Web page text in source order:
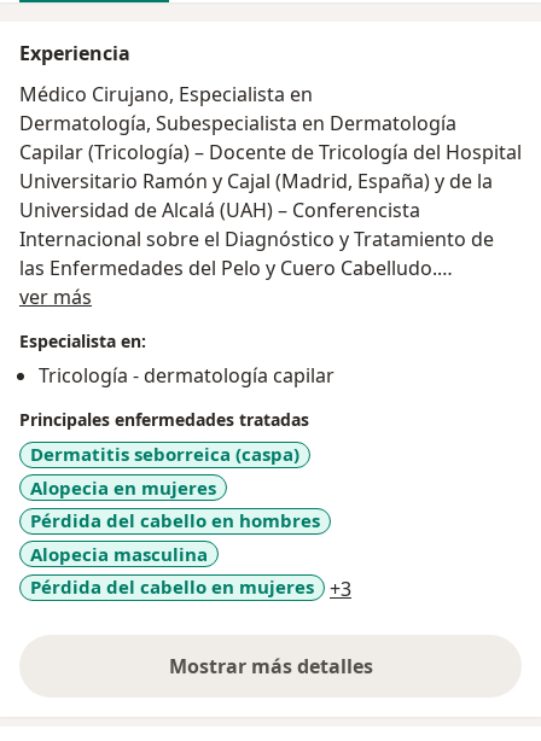
Experiencia
Médico Cirujano, Especialista en
Dermatología, Subespecialista en Dermatología
Capilar (Tricología) – Docente de Tricología del Hospital
Universitario Ramón y Cajal (Madrid, España) y de la
Universidad de Alcalá (UAH) – Conferencista
Internacional sobre el Diagnóstico y Tratamiento de
las Enfermedades del Pelo y Cuero Cabelludo.
Miembro de la Asociación Colombiana de
de Tricología (GET) de la Asociación Española de
Dermatología y Venereología (AEDV).
ver más
Especialista en:
Tricología - dermatología capilar
Principales enfermedades tratadas
Dermatitis seborreica (caspa)
Alopecia en mujeres
Pérdida del cabello en hombres
Alopecia masculina
Pérdida del cabello en mujeres
+3
Mostrar más detalles
sobre la experiencia